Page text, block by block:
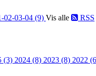
02-03-04 (9) Vis alle RSS
(3) 2024 (8) 2023 (8) 2022